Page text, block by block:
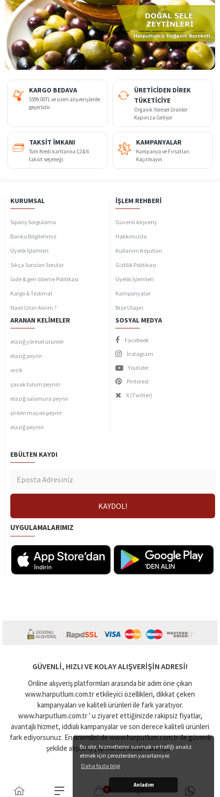
Bu site, hizmetlerini sunmak ve trafiği analiz
etmek için çerezlerden yararlanıyor.
Daha fazla bilgi
Anladım
KARGO BEDAVA
5599.00TL ve üzeri alışverişlerde
geçerlidir.
ÜRETİCİDEN DİREK
TÜKETİCİYE
Organik Yöresel Ürünler
Kapınıza Geliyor
TAKSIT İMKANI
Tüm Kredi kartlarına 12 & 6
taksit seçeneği
KAMPANYALAR
Kampanya ve Fırsatları
Kaçırmayın
KURUMSAL
Sipariş Sorgulama
Banka Bilgilerimiz
Üyelik İşlemleri
Sıkça Sorulan Sorular
İade & geri ödeme Politikası
Kargo & Teslimat
Nasıl Ürün Alırım ?
İŞLEM REHBERI
Güvenli Alışveriş
Hakkımızda
Kullanım Koşulları
Gizlilik Politikası
Üyelik İşlemleri
Kampanyalar
Bize Ulaşın
ARANAN KELIMELER
elazığ yöresel ürünler
elazığ peynir
orcik
şavak tulum peyniri
elazığ salamura peynir
şirden mayalı peynir
elazığ peyniri
SOSYAL MEDYA
Facebook
İnstagram
Youtube
Pinterest
X (Twitter)
EBÜLTEN KAYDI
UYGULAMALARIMIZ
GÜVENLI, HIZLI VE KOLAY ALIŞVERIŞIN ADRESI!
Online alışveriş platformları arasında bir adım öne çıkan
www.harputlum.com.tr etkileyici özellikleri, dikkat çeken
kampanyaları ve kaliteli ürünleri ile fark yaratıyor.
www.harputlum.com.tr ' u ziyaret ettiğinizde rakipsiz fiyatlar,
avantajlı hizmet, iddialı kampanyalar ve son derece kaliteli ürünleri
fark ediyorsunuz. En önemlisi de www.harputlum.com.tr ile güvenli
şekilde alışveriş yapmanıza imkân tanınıyor.
0